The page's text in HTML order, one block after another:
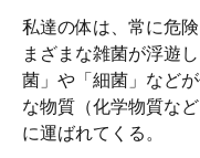
私達の体は、常に危
まざまな雑菌が浮遊
菌」や「細菌」など
な物質（化学物質な
に運ばれてくる。